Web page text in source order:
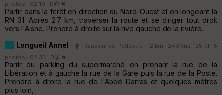
photos · 02:19 · D@
Partir dans la forêt en direction du Nord-Ouest et en longeant la
RN 31. Après 2.7 km, traverser la route et se diriger tout droit
vers l'Aisne. Prendre à droite sur la rive gauche de la rivière.
Longueil Annel
Randonnée Pédestre · 12 km · 249 vus · 25 dl · 5
photos · 02:33 · D@
Partir du parking du supermarché en prenant la rue de la
Libération et à gauche la rue de la Gare puis la rue de la Poste.
Prendre à droite la rue de l'Abbé Darras et quelques mètres
plus loin,